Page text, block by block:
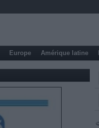
Europe Amérique latine